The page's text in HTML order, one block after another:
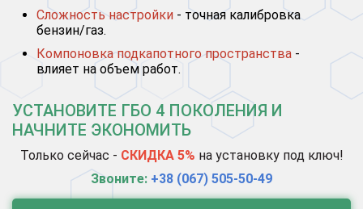
Сложность настройки - точная калибровка
бензин/газ.
Компоновка подкапотного пространства -
влияет на объем работ.
УСТАНОВИТЕ ГБО 4 ПОКОЛЕНИЯ И
НАЧНИТЕ ЭКОНОМИТЬ
Только сейчас - СКИДКА 5% на установку под ключ!
Звоните: +38 (067) 505-50-49